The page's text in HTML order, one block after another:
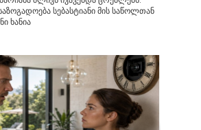
სებასტიანი მის საწოლთან
ხანია